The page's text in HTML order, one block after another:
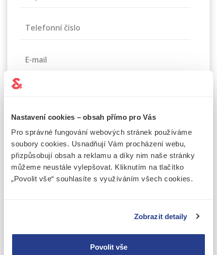
Nastavení cookies – obsah přímo pro Vás
Pro správné fungování webových stránek používáme
soubory cookies. Usnadňují Vám procházení webu,
přizpůsobují obsah a reklamu a díky nim naše stránky
můžeme neustále vylepšovat. Kliknutím na tlačítko
„Povolit vše“ souhlasíte s využíváním všech cookies.
Zobrazit detaily
Povolit vše
Telefonní číslo
E-mail
Odeslat